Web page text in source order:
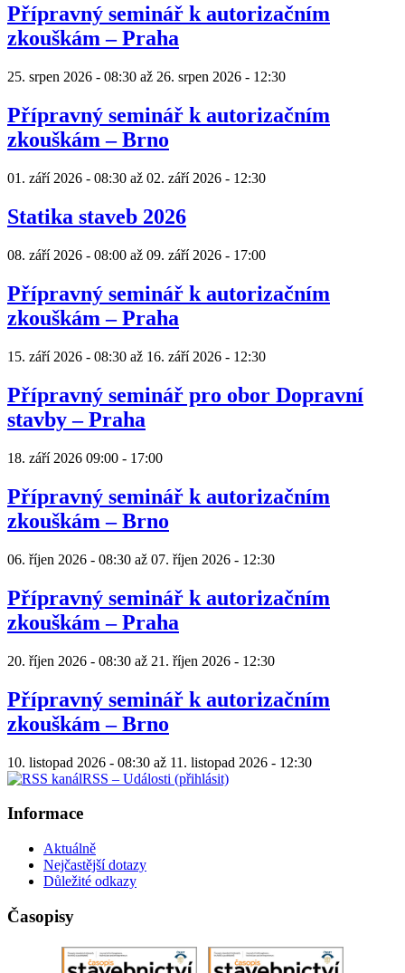
Přípravný seminář k autorizačním
zkouškám – Praha
25. srpen 2026 - 08:30 až 26. srpen 2026 - 12:30
Přípravný seminář k autorizačním
zkouškám – Brno
01. září 2026 - 08:30 až 02. září 2026 - 12:30
Statika staveb 2026
08. září 2026 - 08:00 až 09. září 2026 - 17:00
Přípravný seminář k autorizačním
zkouškám – Praha
15. září 2026 - 08:30 až 16. září 2026 - 12:30
Přípravný seminář pro obor Dopravní
stavby – Praha
18. září 2026 09:00 - 17:00
Přípravný seminář k autorizačním
zkouškám – Brno
06. říjen 2026 - 08:30 až 07. říjen 2026 - 12:30
Přípravný seminář k autorizačním
zkouškám – Praha
20. říjen 2026 - 08:30 až 21. říjen 2026 - 12:30
Přípravný seminář k autorizačním
zkouškám – Brno
10. listopad 2026 - 08:30 až 11. listopad 2026 - 12:30
RSS – Události (přihlásit)
Informace
Aktuálně
Nejčastější dotazy
Důležité odkazy
Časopisy